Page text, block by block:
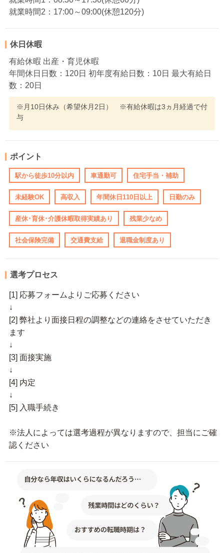
就業時間2：17:00～09:00(休憩120分)
休日休暇
有給休暇 出産・育児休暇
年間休日日数：120日 初年度有給日数：10日 最大有給日
数：20日
※月10日休み（希望休月2日） ※有給休暇は3ヵ月経過で付
与
ポイント
駅から徒歩10分以内 車通勤可 住宅手当・補助
未経験OK 高収入 年間休日110日以上 日勤のみ
産休･育休･介護休暇取得実績あり 残業少なめ
社会保険完備 交通費支給 退職金制度あり
選考プロセス
[1] 応募フォームよりご応募ください
↓
[2] 弊社より面接日程の調整などの連絡をさせていただき
ます
↓
[3] 面接実施
↓
[4] 内定
↓
[5] 入職手続き
※法人によっては選考過程が異なりますので、担当にご確
認ください